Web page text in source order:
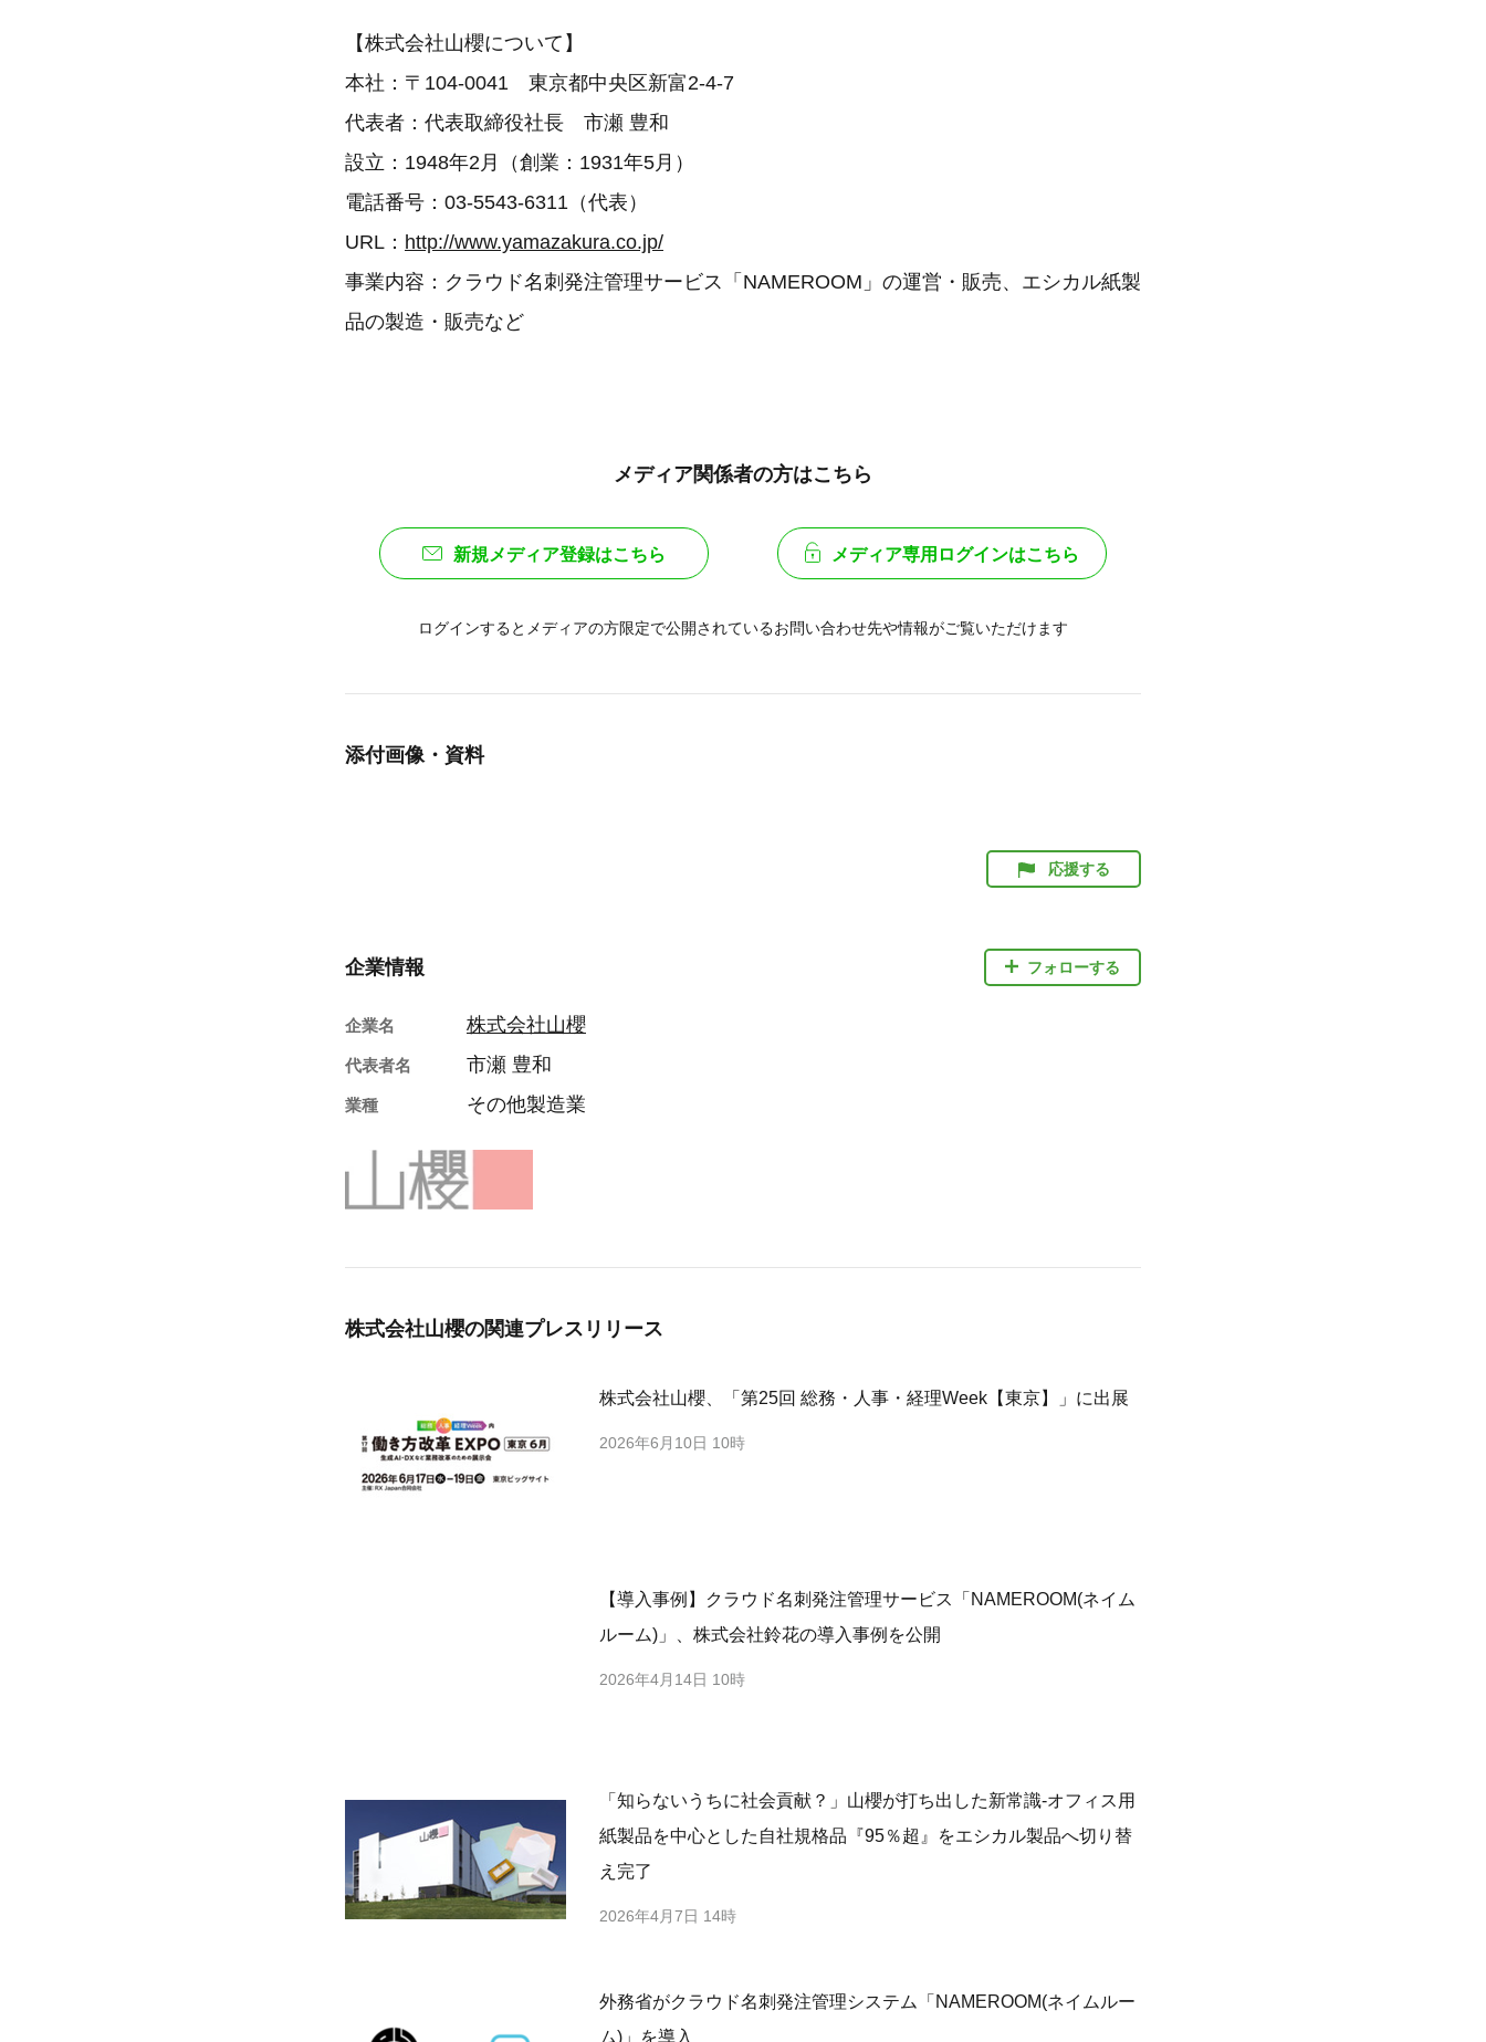
【株式会社山櫻について】
本社：〒104-0041 東京都中央区新富2-4-7
代表者：代表取締役社長 市瀬 豊和
設立：1948年2月（創業：1931年5月）
電話番号：03-5543-6311（代表）
URL： http://www.yamazakura.co.jp/
事業内容：クラウド名刺発注管理サービス「NAMEROOM」の運営・販売、エシカル紙製
品の製造・販売など
メディア関係者の方はこちら
新規メディア登録はこちら メディア専用ログインはこちら
ログインするとメディアの方限定で公開されているお問い合わせ先や情報がご覧いただけます
添付画像・資料
応援する
企業情報 フォローする
企業名 株式会社山櫻
代表者名 市瀬 豊和
業種 その他製造業
株式会社山櫻の関連プレスリリース
株式会社山櫻、「第25回 総務・人事・経理Week【東京】」に出展
2026年6月10日 10時
【導入事例】クラウド名刺発注管理サービス「NAMEROOM(ネイム
ルーム)」、株式会社鈴花の導入事例を公開
2026年4月14日 10時
「知らないうちに社会貢献？」山櫻が打ち出した新常識‐オフィス用
紙製品を中心とした自社規格品『95％超』をエシカル製品へ切り替
え完了
2026年4月7日 14時
外務省がクラウド名刺発注管理システム「NAMEROOM(ネイムルー
ム)」を導入